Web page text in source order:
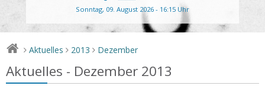
Sonntag, 09. August 2026 - 16:15 Uhr
> Aktuelles > 2013 > Dezember
Aktuelles - Dezember 2013